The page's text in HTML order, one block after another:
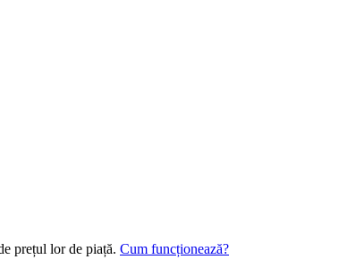
prețul lor de piață. Cum funcționează?